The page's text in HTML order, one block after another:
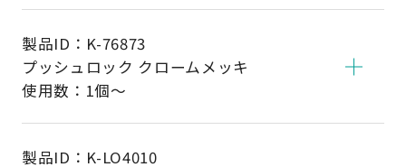
製品ID： K-76873
プッシュロック クロームメッキ
使用数：1個～
製品ID： K-LO4010